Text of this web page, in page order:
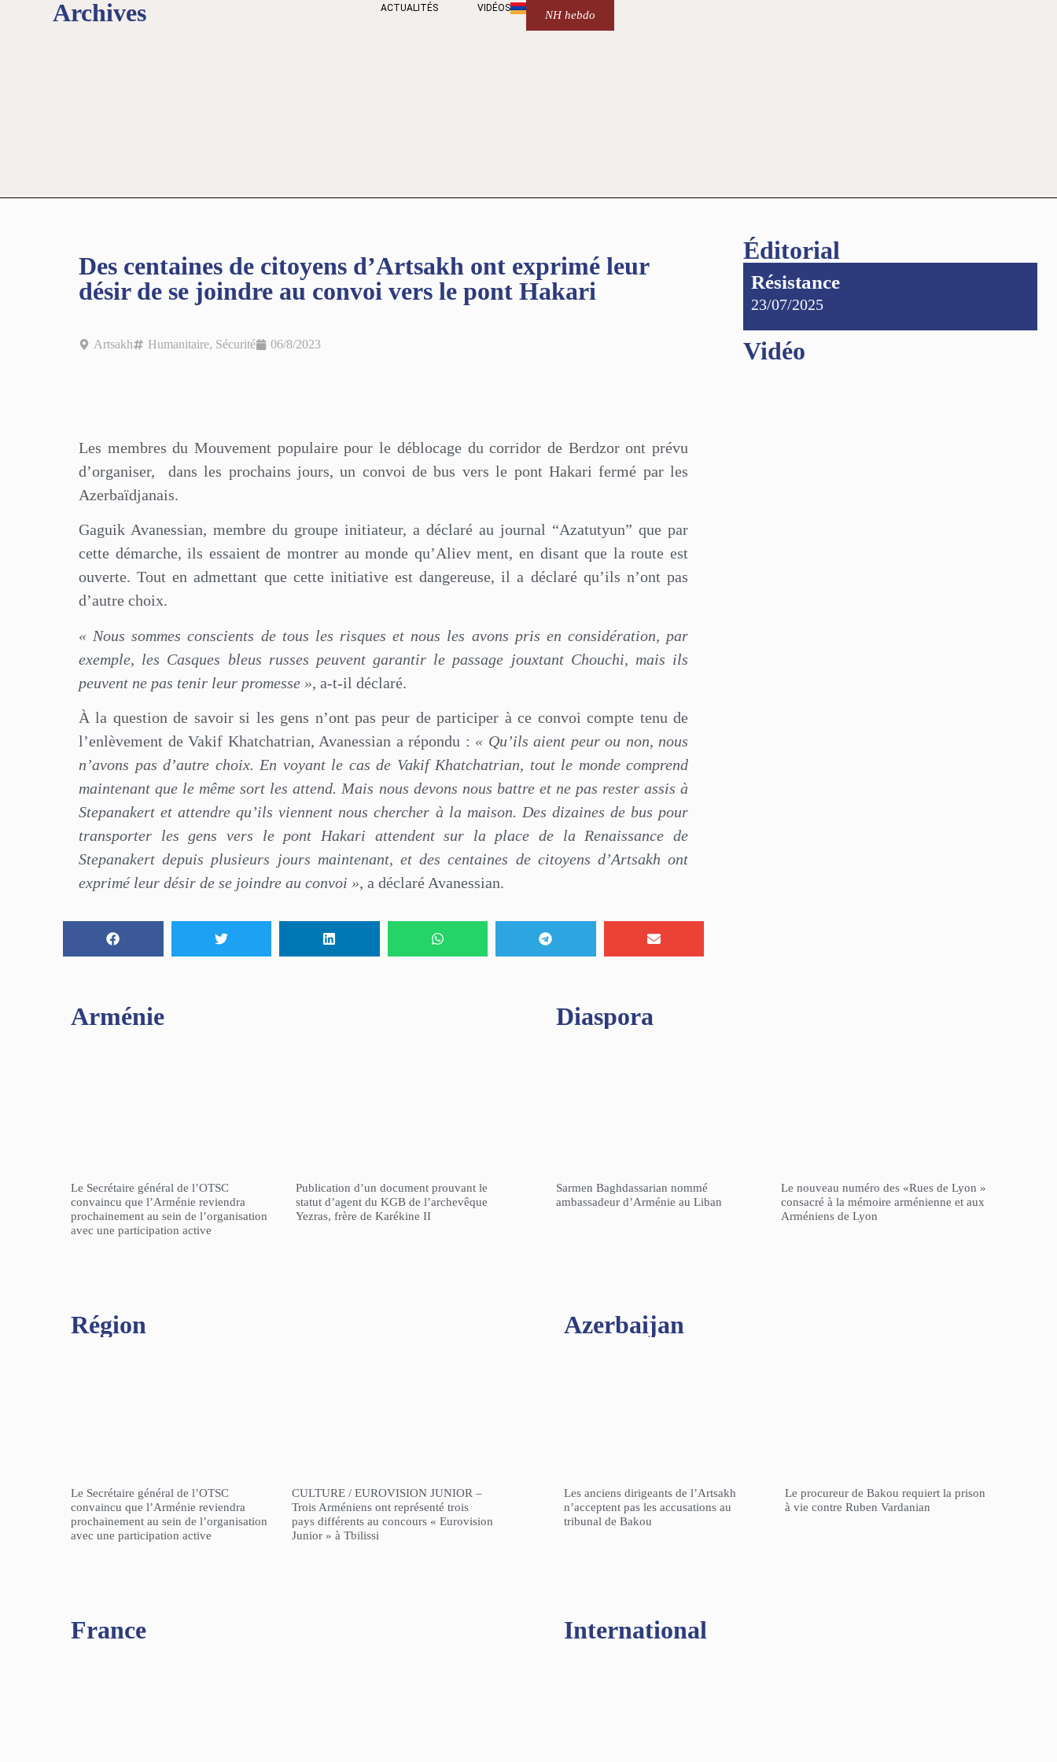
Archives ACTUALITÉS VIDÉOS
NH hebdo
Des centaines de citoyens d’Artsakh ont exprimé leur
désir de se joindre au convoi vers le pont Hakari
Artsakh Humanitaire, Sécurité 06/8/2023
Les membres du Mouvement populaire pour le déblocage du corridor de Berdzor ont prévu
d’organiser,
dans les prochains jours, un convoi de bus vers le pont Hakari fermé par les
Azerbaïdjanais.
Gaguik Avanessian, membre du groupe initiateur, a déclaré au journal “Azatutyun” que par
cette démarche, ils essaient de montrer au monde qu’Aliev ment, en disant que la route est
ouverte. Tout en admettant que cette initiative est dangereuse, il a déclaré qu’ils n’ont pas
d’autre choix.
« Nous sommes conscients de tous les risques et nous les avons pris en considération, par
exemple, les Casques bleus russes peuvent garantir le passage jouxtant Chouchi, mais ils
peuvent ne pas tenir leur promesse », a-t-il déclaré.
À la question de savoir si les gens n’ont pas peur de participer à ce convoi compte tenu de
l’enlèvement de Vakif Khatchatrian, Avanessian a répondu : « Qu’ils aient peur ou non, nous
n’avons pas d’autre choix. En voyant le cas de Vakif Khatchatrian, tout le monde comprend
maintenant que le même sort les attend. Mais nous devons nous battre et ne pas rester assis à
Stepanakert et attendre qu’ils viennent nous chercher à la maison. Des dizaines de bus pour
transporter les gens vers le pont Hakari attendent sur la place de la Renaissance de
Stepanakert depuis plusieurs jours maintenant, et des centaines de citoyens d’Artsakh ont
exprimé leur désir de se joindre au convoi », a déclaré Avanessian.
Éditorial
Résistance
23/07/2025
Vidéo
Arménie
Le Secrétaire général de l’OTSC
convaincu que l’Arménie reviendra
prochainement au sein de l’organisation
avec une participation active
Publication d’un document prouvant le
statut d’agent du KGB de l’archevêque
Yezras, frère de Karékine II
Diaspora
Sarmen Baghdassarian nommé
ambassadeur d’Arménie au Liban
Le nouveau numéro des «Rues de Lyon »
consacré à la mémoire arménienne et aux
Arméniens de Lyon
Région​
Le Secrétaire général de l’OTSC
convaincu que l’Arménie reviendra
prochainement au sein de l’organisation
avec une participation active
CULTURE / EUROVISION JUNIOR –
Trois Arméniens ont représenté trois
pays différents au concours « Eurovision
Junior » à Tbilissi
Azerbaijan
Les anciens dirigeants de l’Artsakh
n’acceptent pas les accusations au
tribunal de Bakou
Le procureur de Bakou requiert la prison
à vie contre Ruben Vardanian
France International